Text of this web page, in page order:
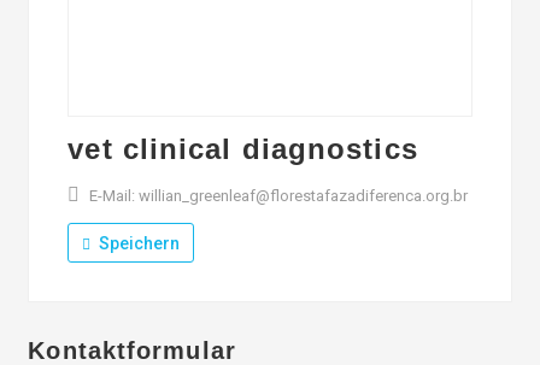
vet clinical diagnostics
E-Mail: willian_greenleaf@florestafazadiferenca.org.br
Speichern
Kontaktformular